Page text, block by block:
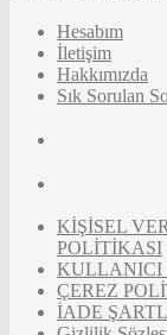
Hesabım
İletişim
Hakkımızda
Sık Sorulan
KİŞİSEL
POLİTİKASI
KULLANICI
ÇEREZ
İADE